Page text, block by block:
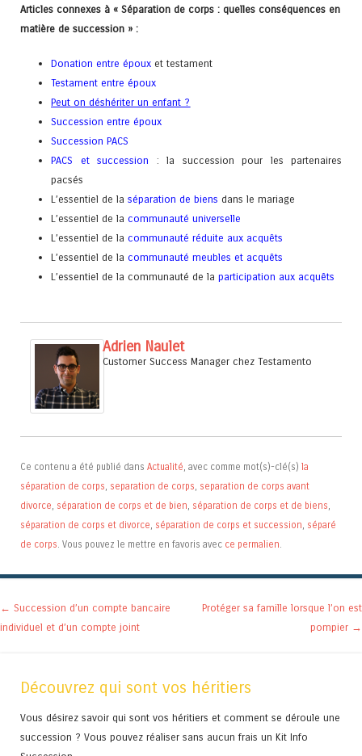
Articles connexes à « Séparation de corps : quelles conséquences en
matière de succession » :
Donation entre époux et testament
Testament entre époux
Peut on déshériter un enfant ?
Succession entre époux
Succession PACS
PACS et succession : la succession pour les partenaires
pacsés
L’essentiel de laséparation de biens dans le mariage
L’essentiel de lacommunauté universelle
L’essentiel de lacommunauté réduite aux acquêts
L’essentiel de lacommunauté meubles et acquêts
L’essentiel de la communauté de laparticipation aux acquêts
Adrien Naulet
Customer Success Manager chez Testamento
Ce contenu a été publié dans Actualité, avec comme mot(s)-clé(s) la
séparation de corps, separation de corps, separation de corps avant
divorce, séparation de corps et de bien, séparation de corps et de biens,
séparation de corps et divorce, séparation de corps et succession, séparé
de corps. Vous pouvez le mettre en favoris avec ce permalien.
Navigation des articles
← Succession d’un compte bancaire
individuel et d’un compte joint
Protéger sa famille lorsque l’on est
pompier →
Découvrez qui sont vos héritiers
Vous désirez savoir qui sont vos héritiers et comment se déroule une
succession ? Vous pouvez réaliser sans aucun frais un Kit Info